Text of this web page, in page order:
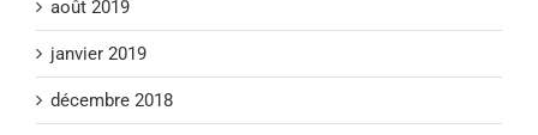
août 2019
janvier 2019
décembre 2018